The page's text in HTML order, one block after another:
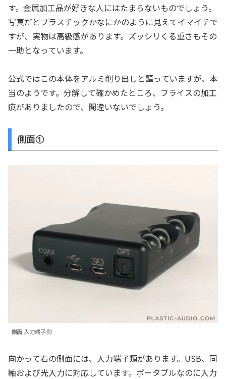
す。金属加工品が好きな人にはたまらないものでしょう。
写真だとプラスチックかなにかのように見えてイマイチで
すが、実物は高級感があります。ズッシリくる重さもその
一助となっています。
公式ではこの本体をアルミ削り出しと謳っていますが、本
当のようです。分解して確かめたところ、フライスの加工
痕がありましたので、間違いないでしょう。
側面①
側面 入力端子側
向かって右の側面には、入力端子類があります。USB、同
軸および光入力に対応しています。ポータブルなのに入力